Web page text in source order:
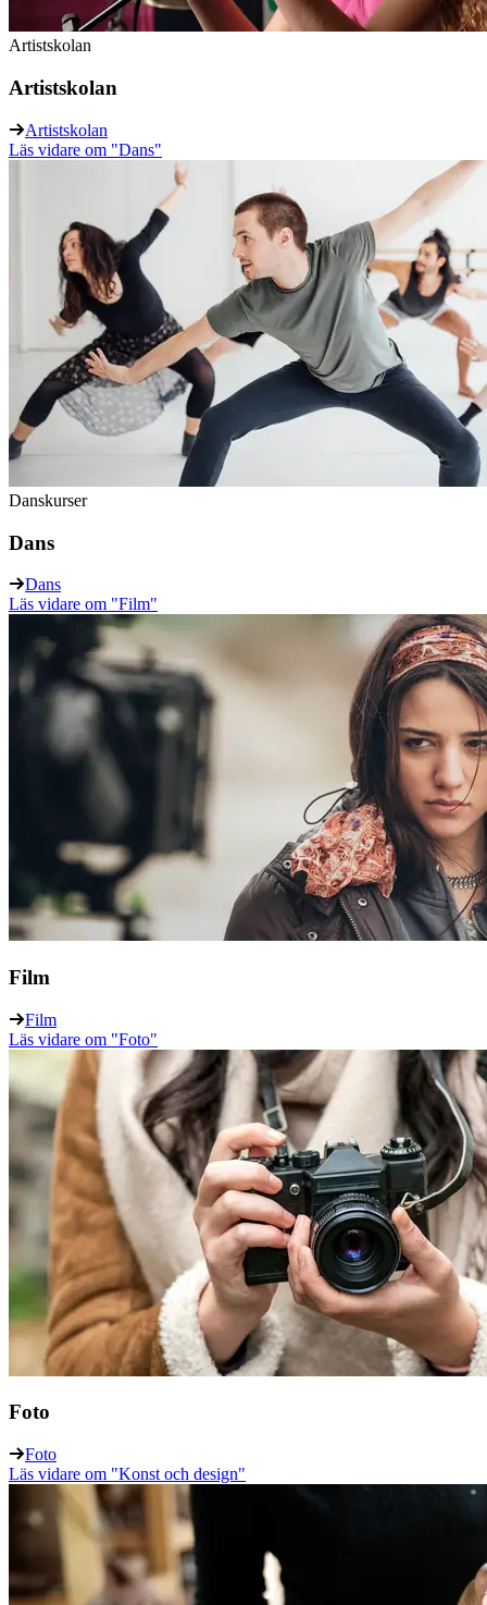
Artistskolan
Artistskolan
Artistskolan
Läs vidare om "Dans"
Danskurser
Dans
Dans
Läs vidare om "Film"
Film
Film
Läs vidare om "Foto"
Foto
Foto
Läs vidare om "Konst och design"